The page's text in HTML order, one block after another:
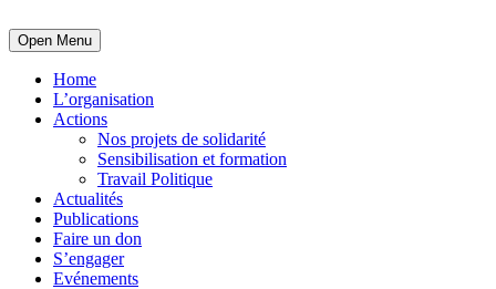
Open Menu
Home
L’organisation
Actions
Nos projets de solidarité
Sensibilisation et formation
Travail Politique
Actualités
Publications
Faire un don
S’engager
Evénements